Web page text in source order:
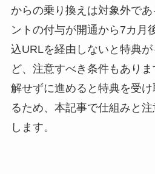
からの乗り換えは対象外で
ントの付与が開通から7カ月
込URLを経由しないと特典
ど、注意すべき条件もあり
解せずに進めると特典を受
るため、本記事で仕組みと
します。